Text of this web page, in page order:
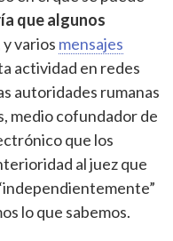
que algunos
y varios mensajes
actividad en redes
autoridades rumanas
medio cofundador de
que los
al juez que
lo que sabemos.